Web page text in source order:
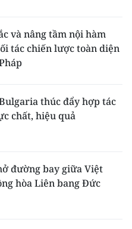
và nâng tầm nội hàm
tác chiến lược toàn diện
thúc đẩy hợp tác
chất, hiệu quả
đường bay giữa Việt
hòa Liên bang Đức